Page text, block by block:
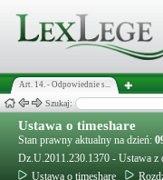
Art. 14. - Odpowiednie s...
Szukaj:
Ustawa o timeshare
Stan prawny aktualny na dzień:
Dz.U.2011.230.1370 - Ustawa z
Ustawa o timeshare